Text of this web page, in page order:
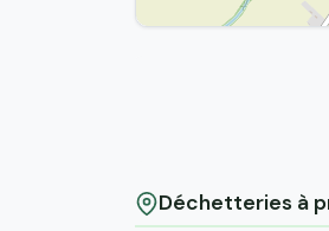
Déchetteries à